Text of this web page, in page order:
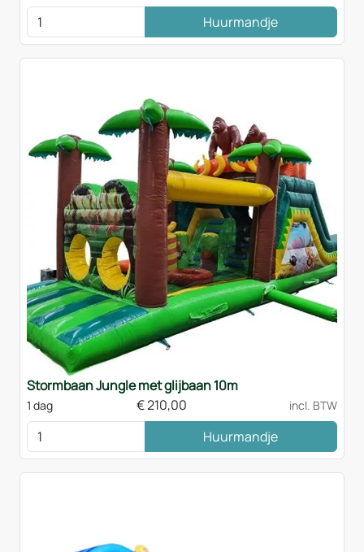
Huurmandje
Stormbaan Jungle met glijbaan 10m
1 dag €210,00 incl. BTW
Huurmandje